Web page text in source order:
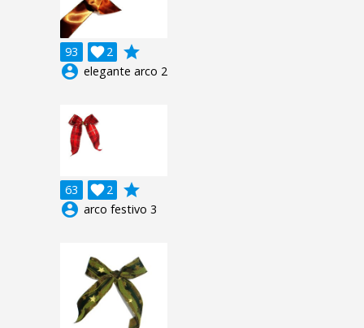
93 2

grade
account_circle elegante arco 2
63 2

grade
account_circle arco festivo 3